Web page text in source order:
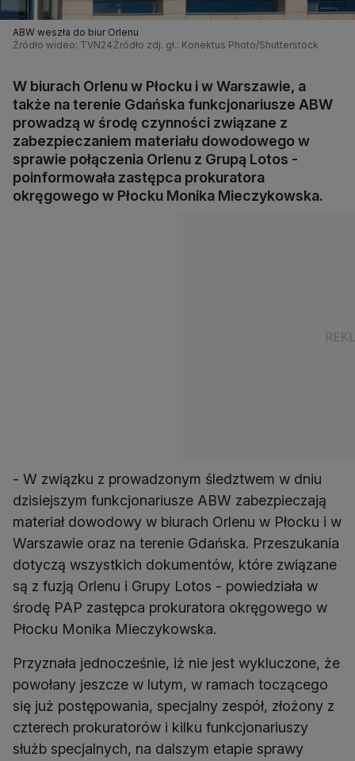
ABW weszła do biur Orlenu
Źródło wideo: TVN24 Źródło zdj. gł.: Konektus Photo/Shutterstock
W biurach Orlenu w Płocku i w Warszawie, a
także na terenie Gdańska funkcjonariusze ABW
prowadzą w środę czynności związane z
zabezpieczaniem materiału dowodowego w
sprawie połączenia Orlenu z Grupą Lotos -
poinformowała zastępca prokuratora
okręgowego w Płocku Monika Mieczykowska.
- W związku z prowadzonym śledztwem w dniu
dzisiejszym funkcjonariusze ABW zabezpieczają
materiał dowodowy w biurach Orlenu w Płocku i w
Warszawie oraz na terenie Gdańska. Przeszukania
dotyczą wszystkich dokumentów, które związane
są z fuzją Orlenu i Grupy Lotos - powiedziała w
środę PAP zastępca prokuratora okręgowego w
Płocku Monika Mieczykowska.
Przyznała jednocześnie, iż nie jest wykluczone, że
powołany jeszcze w lutym, w ramach toczącego
się już postępowania, specjalny zespół, złożony z
czterech prokuratorów i kilku funkcjonariuszy
służb specjalnych, na dalszym etapie sprawy